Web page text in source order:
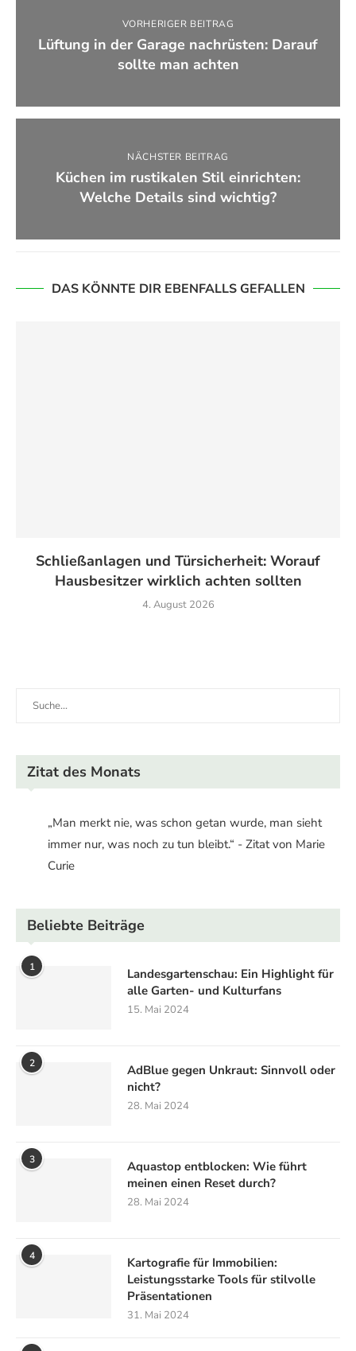
VORHERIGER BEITRAG
Lüftung in der Garage nachrüsten: Darauf
sollte man achten
NÄCHSTER BEITRAG
Küchen im rustikalen Stil einrichten:
Welche Details sind wichtig?
DAS KÖNNTE DIR EBENFALLS GEFALLEN
Schließanlagen und Türsicherheit: Worauf
Hausbesitzer wirklich achten sollten
4. August 2026
Zitat des Monats
„Man merkt nie, was schon getan wurde, man sieht
immer nur, was noch zu tun bleibt.“ - Zitat von Marie
Curie
Beliebte Beiträge
1
Landesgartenschau: Ein Highlight für
alle Garten- und Kulturfans
15. Mai 2024
2
AdBlue gegen Unkraut: Sinnvoll oder
nicht?
28. Mai 2024
3
Aquastop entblocken: Wie führt
meinen einen Reset durch?
28. Mai 2024
4
Kartografie für Immobilien:
Leistungsstarke Tools für stilvolle
Präsentationen
31. Mai 2024